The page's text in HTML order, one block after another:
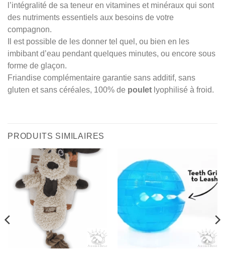
l’intégralité de sa teneur en vitamines et minéraux qui sont
des nutriments essentiels aux besoins de votre
compagnon.
Il est possible de les donner tel quel, ou bien en les
imbibant d’eau pendant quelques minutes, ou encore sous
forme de glaçon.
Friandise complémentaire garantie sans additif, sans
gluten et sans céréales, 100% de poulet lyophilisé à froid.
PRODUITS SIMILAIRES